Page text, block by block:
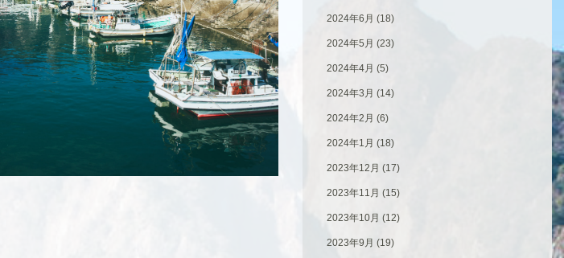
2024年6月 (18)
2024年5月 (23)
2024年4月 (5)
2024年3月 (14)
2024年2月 (6)
2024年1月 (18)
2023年12月 (17)
2023年11月 (15)
2023年10月 (12)
2023年9月 (19)